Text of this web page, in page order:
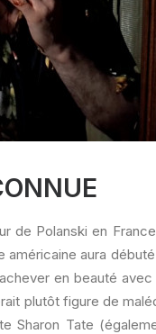
de Polanski en
aura
en beauté
plutôt figure de
Sharon Tate